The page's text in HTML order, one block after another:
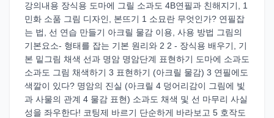
강의내용 장식용 도마에 그릴 소과도 4B연필과 친해지기, 1
민화 소품 그림 디자인, 본뜨기 1 소묘란 무엇인가? 연필잡
는 법, 선 연습 만들기 아크릴 물감 이용, 사용 방법 그림의
기본요소- 형태를 잡는 기본 원리와 2 2 - 장식용 배우기, 기
본 밑그림 채색 선과 명암 명암단계 표현하기 도마에 소과도
소과도 그림 채색하기 3 표현하기 (아크릴 물감) 3 연필에도
색깔이 있다? 명암의 진실 (아크릴 4 덩어리감이 그림에 빛
과 사물의 관계 4 물감 표현) 소과도 채색 및 선 마무리 사실
성을 좌우한다! 코팅제 바르기 단순하게 바라보고 5 호작도